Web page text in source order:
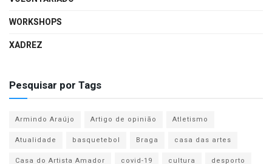
WORKSHOPS
XADREZ
Pesquisar por Tags
Armindo Araújo Artigo de opinião
Atletismo
Atualidade
basquetebol Braga
casa das artes
Casa do Artista Amador
covid-19 cultura
desporto